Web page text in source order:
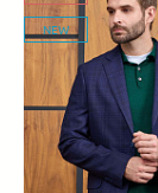
NEW